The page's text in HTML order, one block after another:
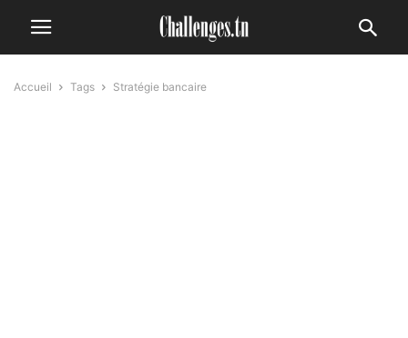
Accueil Tags Stratégie bancaire